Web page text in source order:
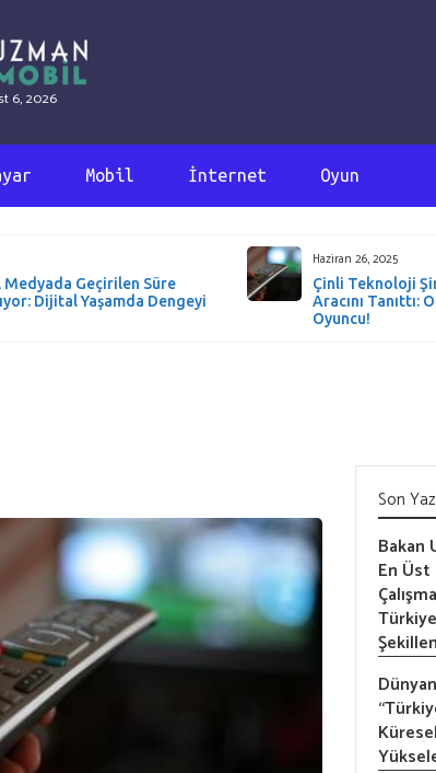
6, 2026
Mobil İnternet Oyun
Medyada Geçirilen Süre
Dijital Yaşamda Dengeyi
Haziran 26, 2025
Çinli Teknoloji
Aracını Tanıttı:
Oyuncu!
Son
Bakan
En